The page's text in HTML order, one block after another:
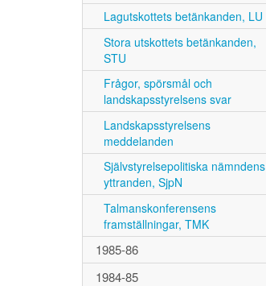
Lagutskottets betänkanden, LU
Stora utskottets betänkanden,
STU
Frågor, spörsmål och
landskapsstyrelsens svar
Landskapsstyrelsens
meddelanden
Självstyrelsepolitiska nämndens
yttranden, SjpN
Talmanskonferensens
framställningar, TMK
1985-86
1984-85